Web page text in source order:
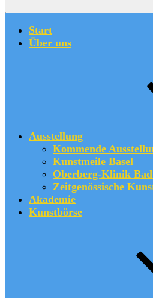
Start
Über uns
Ausstellung
Kommende
Kunstmeile Basel
Oberberg-Klinik Bad
Zeitgenössische
Akademie
Kunstbörse